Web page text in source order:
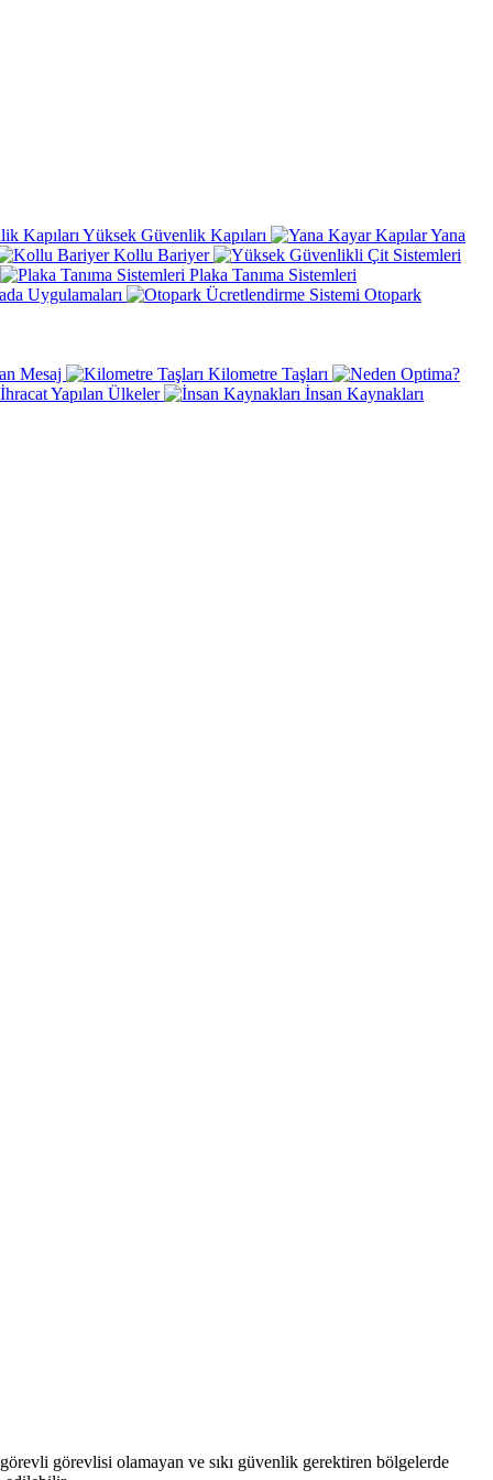
Yüksek Güvenlik Kapıları
Yana
Kollu Bariyer
Plaka Tanıma Sistemleri
Uygulamaları
Otopark
Mesaj
Kilometre Taşları
Yapılan Ülkeler
İnsan Kaynakları
görevlisi olamayan ve sıkı güvenlik gerektiren bölgelerde